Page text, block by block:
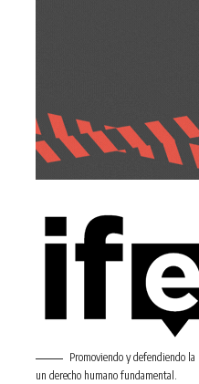
Promoviendo y defendiendo
un derecho humano fundamental.